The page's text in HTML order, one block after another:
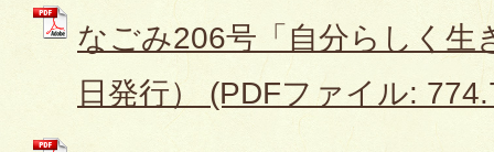
なごみ206号「自分らしく生
日発行） (PDFファイル: